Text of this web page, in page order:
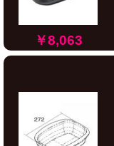
￥8,063